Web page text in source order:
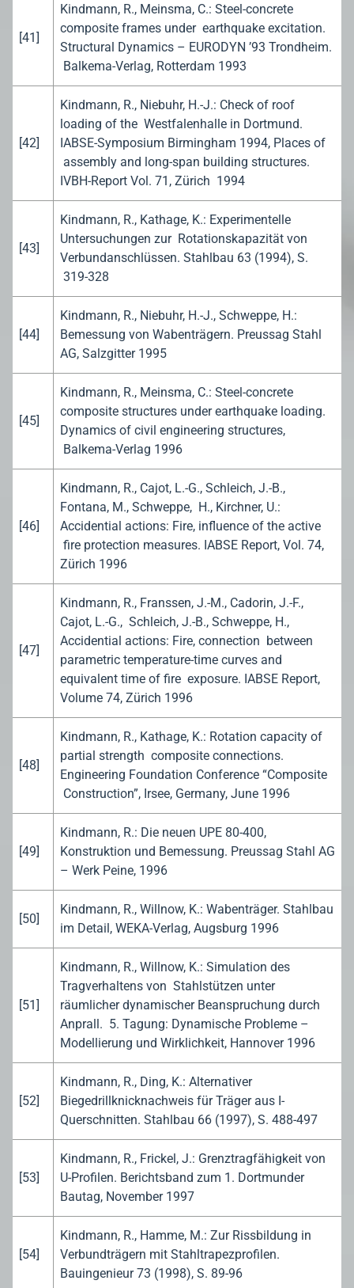
[41]
Kindmann, R., Meinsma, C.: Steel-concrete
composite frames under earthquake excitation.
Structural Dynamics – EURODYN ’93 Trondheim.
Balkema-Verlag, Rotterdam 1993
[42]
Kindmann, R., Niebuhr, H.-J.: Check of roof
loading of the Westfalenhalle in Dortmund.
IABSE-Symposium Birmingham 1994, Places of
assembly and long-span building structures.
IVBH-Report Vol. 71, Zürich 1994
[43]
Kindmann, R., Kathage, K.: Experimentelle
Untersuchungen zur Rotationskapazität von
Verbundanschlüssen. Stahlbau 63 (1994), S.
319-328
[44]
Kindmann, R., Niebuhr, H.-J., Schweppe, H.:
Bemessung von Wabenträgern. Preussag Stahl
AG, Salzgitter 1995
[45]
Kindmann, R., Meinsma, C.: Steel-concrete
composite structures under earthquake loading.
Dynamics of civil engineering structures,
Balkema-Verlag 1996
[46]
Kindmann, R., Cajot, L.-G., Schleich, J.-B.,
Fontana, M., Schweppe, H., Kirchner, U.:
Accidential actions: Fire, influence of the active
fire protection measures. IABSE Report, Vol. 74,
Zürich 1996
[47]
Kindmann, R., Franssen, J.-M., Cadorin, J.-F.,
Cajot, L.-G., Schleich, J.-B., Schweppe, H.,
Accidential actions: Fire, connection between
parametric temperature-time curves and
equivalent time of fire exposure. IABSE Report,
Volume 74, Zürich 1996
[48]
Kindmann, R., Kathage, K.: Rotation capacity of
partial strength composite connections.
Engineering Foundation Conference “Composite
Construction”, Irsee, Germany, June 1996
[49]
Kindmann, R.: Die neuen UPE 80-400,
Konstruktion und Bemessung. Preussag Stahl AG
– Werk Peine, 1996
[50]
Kindmann, R., Willnow, K.: Wabenträger. Stahlbau
im Detail, WEKA-Verlag, Augsburg 1996
[51]
Kindmann, R., Willnow, K.: Simulation des
Tragverhaltens von Stahlstützen unter
räumlicher dynamischer Beanspruchung durch
Anprall. 5. Tagung: Dynamische Probleme –
Modellierung und Wirklichkeit, Hannover 1996
[52]
Kindmann, R., Ding, K.: Alternativer
Biegedrillknicknachweis für Träger aus I-
Querschnitten. Stahlbau 66 (1997), S. 488-497
[53]
Kindmann, R., Frickel, J.: Grenztragfähigkeit von
U-Profilen. Berichtsband zum 1. Dortmunder
Bautag, November 1997
[54]
Kindmann, R., Hamme, M.: Zur Rissbildung in
Verbundträgern mit Stahltrapezprofilen.
Bauingenieur 73 (1998), S. 89-96